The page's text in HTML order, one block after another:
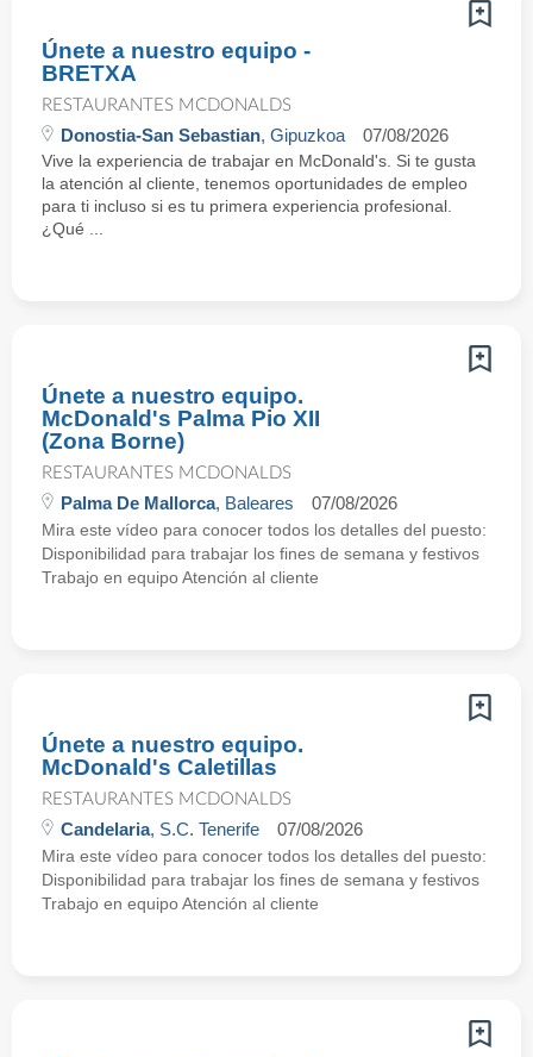
Únete a nuestro equipo -
BRETXA
RESTAURANTES MCDONALDS
Donostia-San Sebastian, Gipuzkoa 07/08/2026
Vive la experiencia de trabajar en McDonald's. Si te gusta
la atención al cliente, tenemos oportunidades de empleo
para ti incluso si es tu primera experiencia profesional.
¿Qué ...
Únete a nuestro equipo.
McDonald's Palma Pio XII
(Zona Borne)
RESTAURANTES MCDONALDS
Palma De Mallorca, Baleares 07/08/2026
Mira este vídeo para conocer todos los detalles del puesto:
Disponibilidad para trabajar los fines de semana y festivos
Trabajo en equipo Atención al cliente
Únete a nuestro equipo.
McDonald's Caletillas
RESTAURANTES MCDONALDS
Candelaria, S.C. Tenerife 07/08/2026
Mira este vídeo para conocer todos los detalles del puesto:
Disponibilidad para trabajar los fines de semana y festivos
Trabajo en equipo Atención al cliente